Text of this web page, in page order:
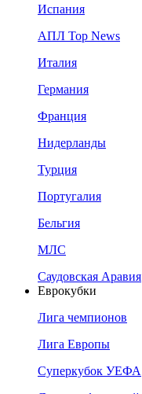
Испания
АПЛ Top News
Италия
Германия
Франция
Нидерланды
Турция
Португалия
Бельгия
МЛС
Саудовская Аравия
Еврокубки
Лига чемпионов
Лига Европы
Суперкубок УЕФА